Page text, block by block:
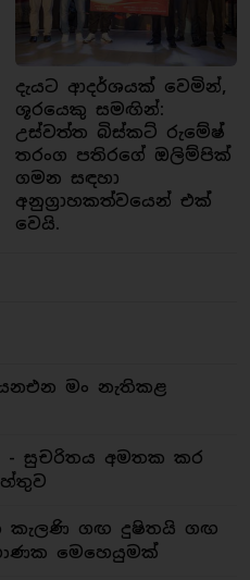
දැයට ආදර්ශයක් වෙමින්,
ශූරයෙකු සමඟින්:
උස්වත්ත බිස්කට් රුමේෂ්
තරංග පතිරගේ ඔලිම්පික්
ගමන සඳහා
අනුග්‍රාහකත්වයෙන් එක්
වෙයි.
මං නැතිකළ
- සුචරිතය අමතක කර
කැලණි ගඟ දුෂිතයි ගඟ
මෙහෙයුමක්